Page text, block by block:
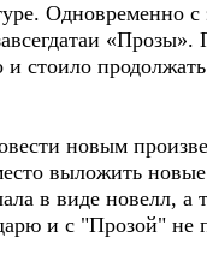
стоило
новым
выложить
в виде новелл,
и c "Прозой" не